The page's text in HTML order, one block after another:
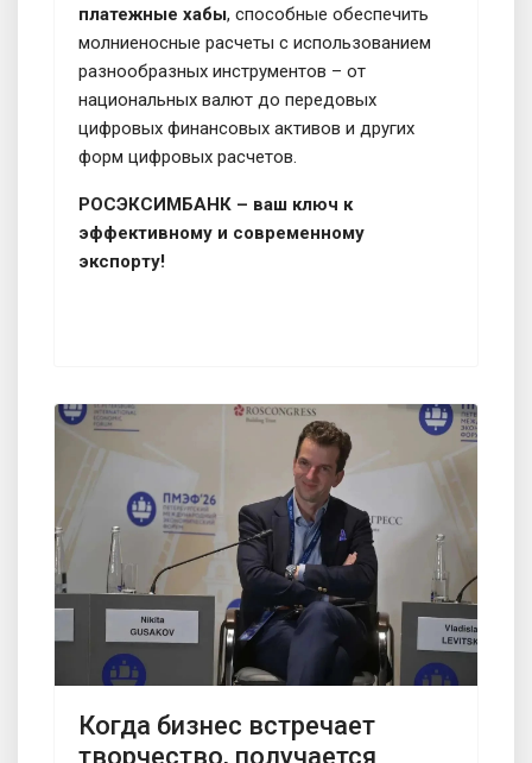
платежные хабы, способные обеспечить
молниеносные расчеты с использованием
разнообразных инструментов – от
национальных валют до передовых
цифровых финансовых активов и других
форм цифровых расчетов.
РОСЭКСИМБАНК – ваш ключ к
эффективному и современному
экспорту!
Когда бизнес встречает
творчество, получается